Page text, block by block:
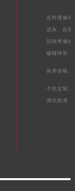
走时维修价
进灰、 起雾
划痕维修价
磕碰摔坏
保养价格、
个性定制、
调试校准